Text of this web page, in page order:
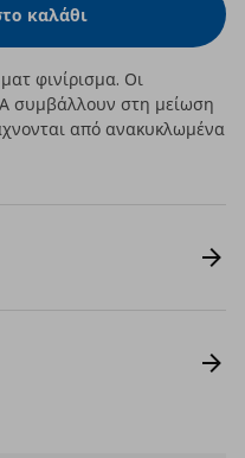
καλάθι
φινίρισμα. Οι
συμβάλλουν στη μείωση
από ανακυκλωμένα